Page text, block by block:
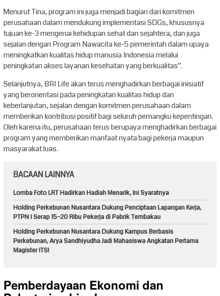
Menurut Tina, program ini juga menjadi bagian dari komitmen
perusahaan dalam mendukung implementasi SDGs, khususnya
tujuan ke-3 mengenai kehidupan sehat dan sejahtera, dan juga
sejalan dengan Program Nawacita ke-5 pemerintah dalam upaya
meningkatkan kualitas hidup manusia Indonesia melalui
peningkatan akses layanan kesehatan yang berkualitas”.
Selanjutnya, BRI Life akan terus menghadirkan berbagai inisiatif
yang berorientasi pada peningkatan kualitas hidup dan
keberlanjutan, sejalan dengan komitmen perusahaan dalam
memberikan kontribusi positif bagi seluruh pemangku kepentingan.
Oleh karena itu, perusahaan terus berupaya menghadirkan berbagai
program yang memberikan manfaat nyata bagi pekerja maupun
masyarakat luas.
BACAAN LAINNYA
Lomba Foto LRT Hadirkan Hadiah Menarik, Ini Syaratnya
Holding Perkebunan Nusantara Dukung Penciptaan Lapangan Kerja,
PTPN I Serap 15–20 Ribu Pekerja di Pabrik Tembakau
Holding Perkebunan Nusantara Dukung Kampus Berbasis
Perkebunan, Arya Sandhiyudha Jadi Mahasiswa Angkatan Pertama
Magister ITSI
Pemberdayaan Ekonomi dan